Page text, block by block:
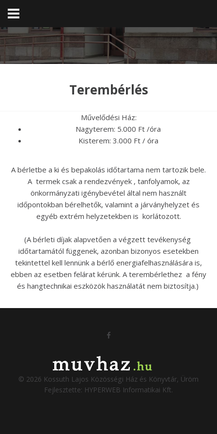
Terembérlés
Művelődési Ház:
Nagyterem: 5.000 Ft /óra
Kisterem: 3.000 Ft / óra
A bérletbe a ki és bepakolás időtartama nem tartozik bele.
A termek csak a rendezvények , tanfolyamok, az
önkormányzati igénybevétel által nem használt
időpontokban bérelhetők, valamint a járványhelyzet és
egyéb extrém helyzetekben is korlátozott.
(A bérleti díjak alapvetően a végzett tevékenység
időtartamától függenek, azonban bizonyos esetekben
tekintettel kell lennünk a bérlő energiafelhasználására is,
ebben az esetben felárat kérünk. A terembérlethez a fény
és hangtechnikai eszközök használatát nem biztosítja.)
© 2026 Kossuth Lajos Közösségi Ház és Könyvtár, Üröm
Fejlesztette: HYPERWEB Informatikai Kft.